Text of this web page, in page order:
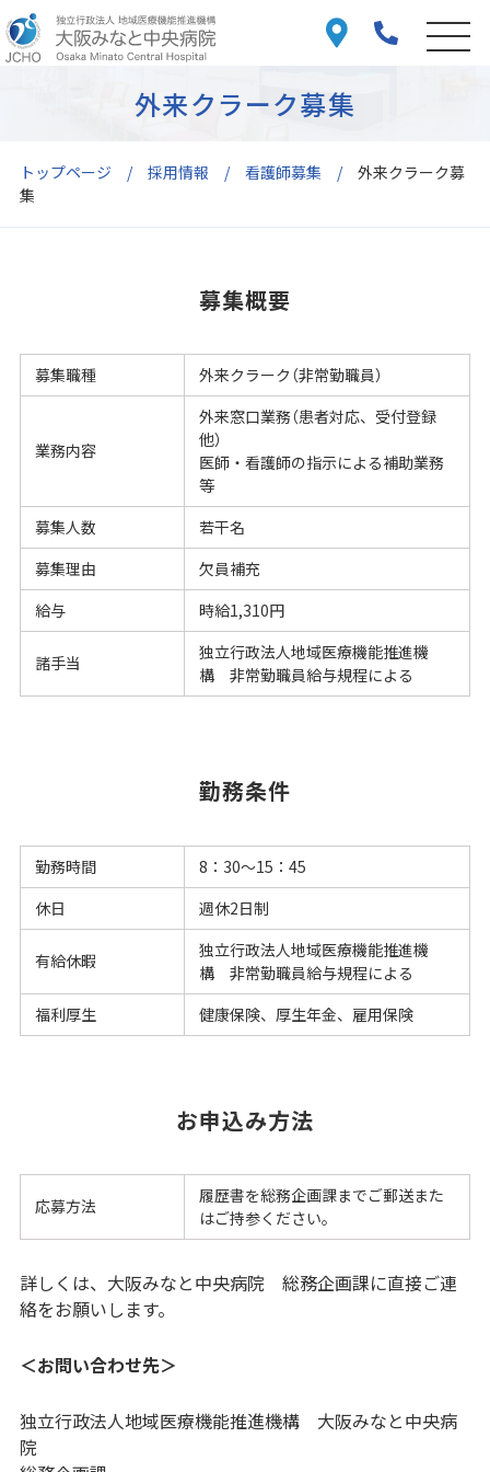
トップページ 採用情報 看護師募集
外来クラーク募
集
外来クラーク募集
募集概要
募集職種 外来クラーク（非常勤職員）
業務内容
外来窓口業務（患者対応、受付登録
他）
医師・看護師の指示による補助業務
等
募集人数
若干名
募集理由
欠員補充
給与
時給1,310円
諸手当
独立行政法人地域医療機能推進機
構 非常勤職員給与規程による
勤務条件
勤務時間
8：30～15：45
休日
週休2日制
有給休暇
独立行政法人地域医療機能推進機
構 非常勤職員給与規程による
福利厚生
健康保険、厚生年金、雇用保険
お申込み方法
応募方法
履歴書を総務企画課までご郵送また
はご持参ください。
詳しくは、大阪みなと中央病院 総務企画課に直接ご連
絡をお願いします。
＜お問い合わせ先＞
独立行政法人地域医療機能推進機構 大阪みなと中央病
院